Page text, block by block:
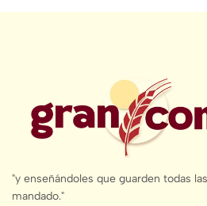
"y enseñándoles que guarden todas
mandado."